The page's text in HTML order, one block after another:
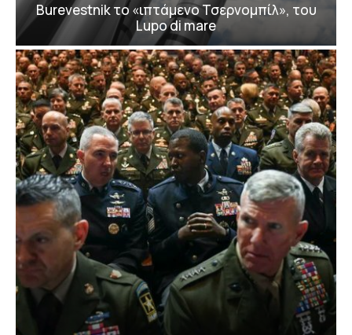
Burevestnik το «ιπτάμενο Τσερνομπίλ», του
Lupo di mare